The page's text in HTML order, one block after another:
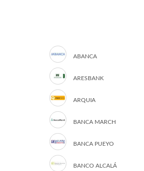
ABANCA
ARESBANK
ARQUIA
BANCA MARCH
BANCA PUEYO
BANCO ALCALÁ